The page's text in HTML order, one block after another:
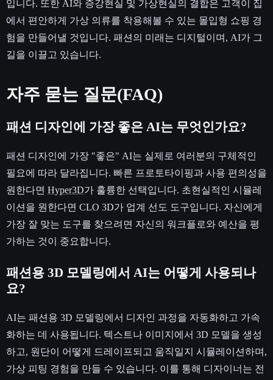
입니다. 또한 AI와 증강현실 및 가상현실의 결합은 고객이 집
에서 편안하게 가상 의류를 착용해볼 수 있는 몰입형 쇼핑 경
험을 만들어낼 것입니다. 패션의 미래는 디지털이며, AI가 그
길을 이끌고 있습니다.
자주 묻는 질문(FAQ)
패션 디자인에 가장 좋은 AI는 무엇인가요?
패션 디자인에 가장 "좋은" AI는 실제로 여러분의 구체적인
필요에 따라 달라집니다. 빠른 프로토타이핑과 사용 편의성을
원한다면 Hyper3D가 훌륭한 선택입니다. 초현실적인 시뮬레
이션을 원한다면 CLO 3D가 업계 선도 도구입니다. 자신에게
가장 잘 맞는 도구를 찾으려면 자신의 워크플로와 예산을 평
가하는 것이 중요합니다.
패션용 3D 모델링에서 AI는 어떻게 사용되나
요?
AI는 패션용 3D 모델링에서 디자인 과정을 자동화하고 가속
화하는 데 사용됩니다. 텍스트나 이미지에서 3D 모델을 생성
하고, 원단이 어떻게 드레이프되고 움직일지 시뮬레이션하며,
가상 피팅 경험을 만들 수 있습니다. 이를 통해 디자이너는 전